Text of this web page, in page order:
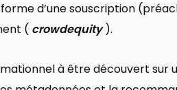
d’une souscription
( crowdequity).
à être découvert sur